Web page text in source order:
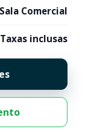
Sala Comercial
Taxas inclusas